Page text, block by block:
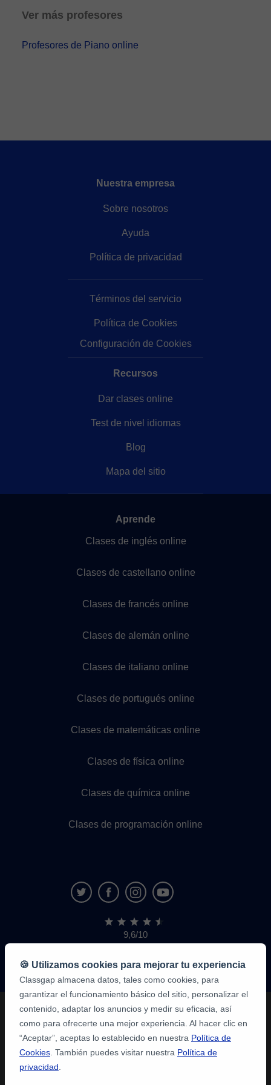
Ver más profesores
Profesores de Piano online
Nuestra empresa
Sobre nosotros
Ayuda
Política de privacidad
Términos del servicio
Política de Cookies
Configuración de Cookies
Recursos
Dar clases online
Test de nivel idiomas
Blog
Mapa del sitio
Aprende
Clases de inglés online
Clases de castellano online
Clases de francés online
Clases de alemán online
Clases de italiano online
Clases de portugués online
Clases de matemáticas online
Clases de física online
Clases de química online
Clases de programación online
9,6/10
1.339.284
de
alumnos
🍪 Utilizamos cookies para mejorar tu experiencia
Classgap almacena datos, tales como cookies, para
garantizar el funcionamiento básico del sitio, personalizar el
contenido, adaptar los anuncios y medir su eficacia, así
como para ofrecerte una mejor experiencia. Al hacer clic en
“Aceptar”, aceptas lo establecido en nuestra Política de
Cookies . También puedes visitar nuestra Política de
privacidad